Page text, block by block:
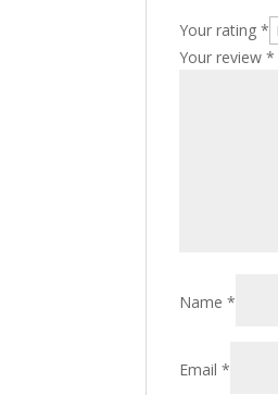
Your rating*
Your review*
Name*
Email*